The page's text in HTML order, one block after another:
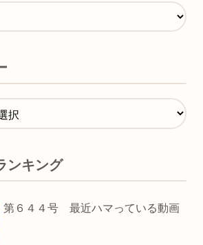
ンキング
第６４４号 最近ハマっている動画